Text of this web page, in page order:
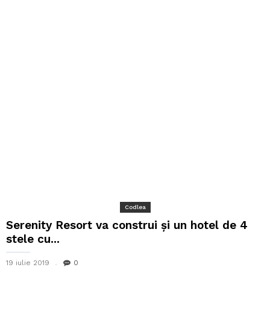
Codlea
Serenity Resort va construi și un hotel de 4
stele cu...
19 iulie 2019 0